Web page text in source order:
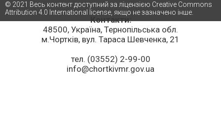
Контакти:
48500, Україна, Тернопільська обл.
м.Чортків, вул. Тараса Шевченка, 21
тел. (03552) 2-99-00
info@chortkivmr.gov.ua
© 2021 Весь контент доступний за ліцензією Creative Commons
Attribution 4.0 International license, якщо не зазначено інше.